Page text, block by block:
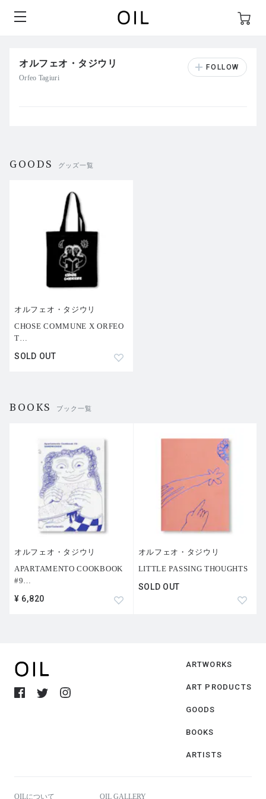
オルフェオ・タジウリ
Orfeo Tagiuri
GOODS グッズ一覧
オルフェオ・タジウリ
CHOSE COMMUNE X ORFEO
T
SOLD OUT
BOOKS ブック一覧
オルフェオ・タジウリ
APARTAMENTO COOKBOOK
#9…
¥ 6,820
オルフェオ・タジウリ
LITTLE PASSING THOUGHTS
SOLD OUT
ARTWORKS
ART PRODUCTS
GOODS
BOOKS
ARTISTS
OILについて OIL GALLERY